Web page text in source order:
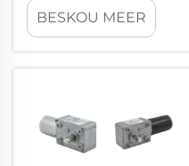
Koolstofborstels is die
BESKOU MEER